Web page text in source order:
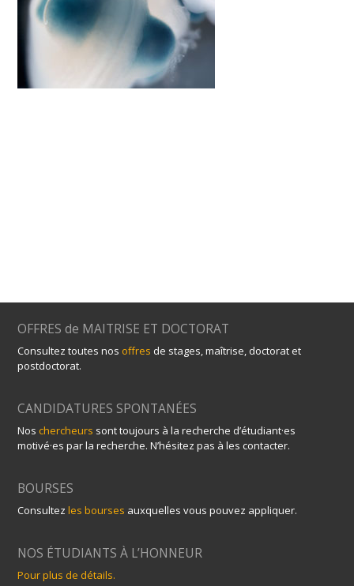
OFFRES de MAITRISE ET DOCTORAT
Consultez toutes nos offres de stages, maîtrise, doctorat et
postdoctorat.
CANDIDATURES SPONTANÉES
Noschercheurs sont toujours à la recherche d’étudiant·es
motivé·es par la recherche. N’hésitez pas à les contacter.
BOURSES
Consultezles bourses auxquelles vous pouvez appliquer.
NOS ÉTUDIANTS À L’HONNEUR
Pour plus de détails.